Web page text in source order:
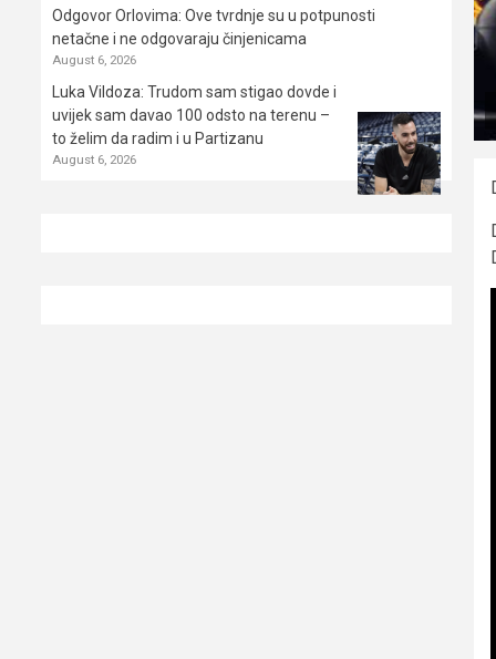
Odgovor Orlovima: ​Ove tvrdnje su u potpunosti
netačne i ne odgovaraju činjenicama
August 6, 2026
Luka Vildoza: Trudom sam stigao dovde i
uvijek sam davao 100 odsto na terenu –
to želim da radim i u Partizanu
August 6, 2026